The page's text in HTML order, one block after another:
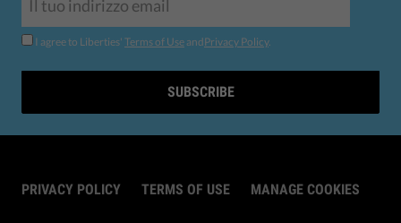
I agree to Liberties' Terms of Use andPrivacy Policy.
SUBSCRIBE
PRIVACY POLICY TERMS OF USE MANAGE COOKIES